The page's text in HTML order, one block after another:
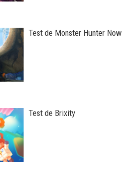
Test de Monster Hunter Now
Test de Brixity